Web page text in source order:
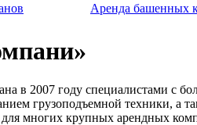
Аренда башенных
в 2007 году специалистами с
грузоподъемной техники, а
многих крупных арендных